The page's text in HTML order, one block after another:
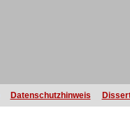
Datenschutzhinweis